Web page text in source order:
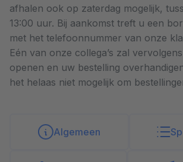
Algemeen
afhalen ook op zaterdag mogelijk,
13:00 uur. Bij aankomst treft u een
met het telefoonnummer van onze
Eén van onze collega’s zal
openen en uw bestelling
het helaas niet mogelijk om